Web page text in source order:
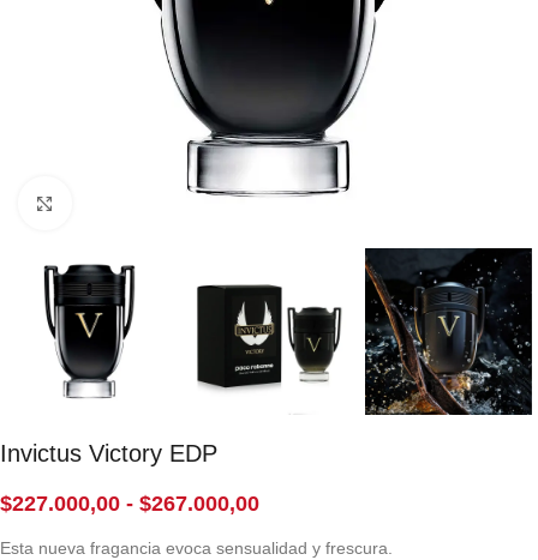
Invictus Victory EDP
$227.000,00 - $267.000,00
Esta nueva fragancia evoca sensualidad y frescura.